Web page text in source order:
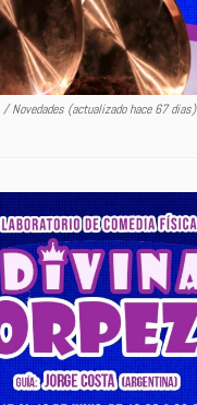
/Novedades (actualizado hace 67 dias)